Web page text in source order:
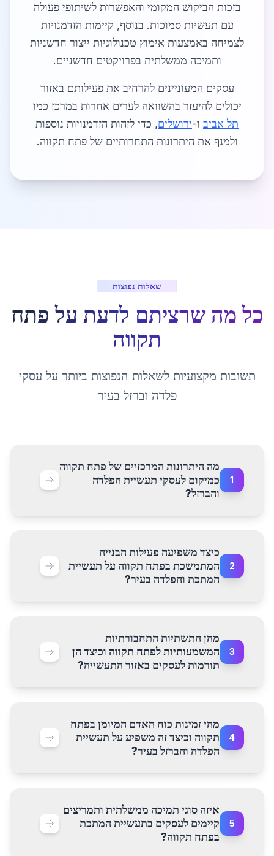
בזכות הביקוש המקומי והאפשרות לשיתופי פעולה
עם תעשיות סמוכות. בנוסף, קיימות הזדמנויות
לצמיחה באמצעות אימוץ טכנולוגיות ייצור חדשניות
ותמיכה ממשלתית בפרויקטים חדשניים.
עסקים המעוניינים להרחיב את פעילותם באזור
יכולים להיעזר בהשוואה לערים אחרות במרכז כמו
תל אביב ו-ירושלים, כדי לזהות הזדמנויות נוספות
ולמנף את היתרונות התחרותיים של פתח תקווה.
שאלות נפוצות
כל מה שרציתם לדעת על פתח
תקווה
תשובות מקצועיות לשאלות הנפוצות ביותר על עסקי
פלדה וברזל בעיר
1
מה היתרונות המרכזיים של פתח תקווה
כמיקום לעסקי תעשיית הפלדה
והברזל?
2
כיצד משפיעה פעילות הבנייה
המתמשכת בפתח תקווה על תעשיית
המתכת והפלדה בעיר?
3
מהן התשתיות התחבורתיות
המשמעותיות לפתח תקווה וכיצד הן
תורמות לעסקים באזור התעשייה?
4
מהי זמינות כוח האדם המיומן בפתח
תקווה וכיצד זה משפיע על תעשיית
הפלדה והברזל בעיר?
5
איזה סוגי תמיכה ממשלתית ותמריצים
קיימים לעסקים בתעשיית המתכת
בפתח תקווה?